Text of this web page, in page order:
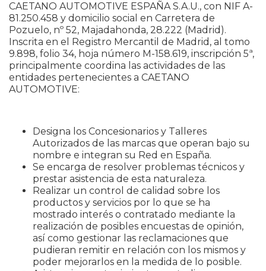
CAETANO AUTOMOTIVE ESPAÑA S.A.U., con NIF A-
81.250.458 y domicilio social en Carretera de
Pozuelo, nº 52, Majadahonda, 28.222 (Madrid).
Inscrita en el Registro Mercantil de Madrid, al tomo
9.898, folio 34, hoja número M-158.619, inscripción 5ª,
principalmente coordina las actividades de las
entidades pertenecientes a CAETANO
AUTOMOTIVE:
Designa los Concesionarios y Talleres
Autorizados de las marcas que operan bajo su
nombre e integran su Red en España.
Se encarga de resolver problemas técnicos y
prestar asistencia de esta naturaleza.
Realizar un control de calidad sobre los
productos y servicios por lo que se ha
mostrado interés o contratado mediante la
realización de posibles encuestas de opinión,
así como gestionar las reclamaciones que
pudieran remitir en relación con los mismos y
poder mejorarlos en la medida de lo posible.